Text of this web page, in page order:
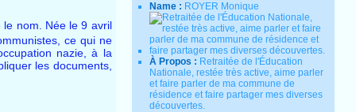
le nom. Née le 9 avril
ce qui ne
nazie, à la
les documents,
Name : ROYER Monique
À Propos : Retraitée de l'Éducation
Nationale, restée très active, aime parler
et faire parler de ma commune de
résidence et faire partager mes diverses
découvertes.